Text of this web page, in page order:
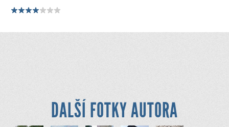
DALŠÍ FOTKY AUTORA